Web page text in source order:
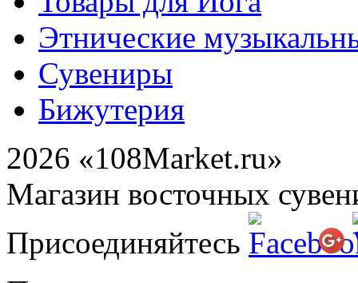
Этнические
Сувениры
Бижутерия
2026 «108Market.ru»
Магазин восточных
Присоединяйтесь